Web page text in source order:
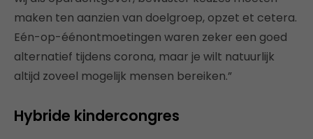
maken ten aanzien van doelgroep, opzet et cetera.
Eén-op-éénontmoetingen waren zeker een goed
alternatief tijdens corona, maar je wilt natuurlijk
altijd zoveel mogelijk mensen bereiken.”
Hybride kindercongres